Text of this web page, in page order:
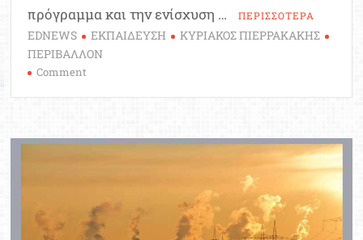
πρόγραμμα και την ενίσχυση …
ΠΕΡΙΣΣΟΤΕΡΑ
EDNEWS ΕΚΠΑΙΔΕΥΣΗ
ΚΥΡΙΑΚΟΣ ΠΙΕΡΡΑΚΑΚΗΣ
ΠΕΡΙΒΑΛΛΟΝ
Comment
Κ.
Παγκόσμια
Ημέρα